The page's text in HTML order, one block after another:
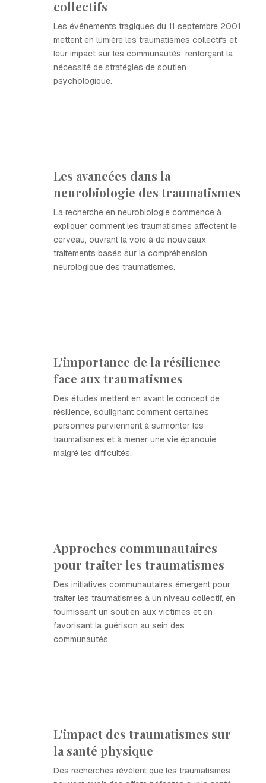
collectifs
Les événements tragiques du 11 septembre 2001
mettent en lumière les traumatismes collectifs et
leur impact sur les communautés, renforçant la
nécessité de stratégies de soutien
psychologique.
Les avancées dans la
neurobiologie des traumatismes
La recherche en neurobiologie commence à
expliquer comment les traumatismes affectent le
cerveau, ouvrant la voie à de nouveaux
traitements basés sur la compréhension
neurologique des traumatismes.
L'importance de la résilience
face aux traumatismes
Des études mettent en avant le concept de
résilience, soulignant comment certaines
personnes parviennent à surmonter les
traumatismes et à mener une vie épanouie
malgré les difficultés.
Approches communautaires
pour traiter les traumatismes
Des initiatives communautaires émergent pour
traiter les traumatismes à un niveau collectif, en
fournissant un soutien aux victimes et en
favorisant la guérison au sein des
communautés.
L'impact des traumatismes sur
la santé physique
Des recherches révèlent que les traumatismes